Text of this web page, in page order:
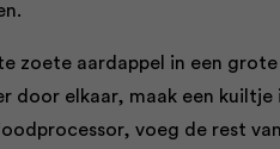
zoete aardappel in een
door elkaar, maak een
voeg de rest